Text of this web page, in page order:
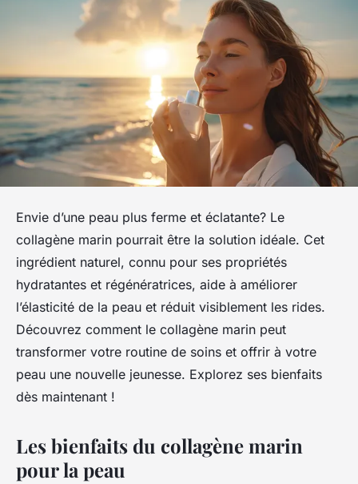
Envie d’une peau plus ferme et éclatante? Le
collagène marin pourrait être la solution idéale. Cet
ingrédient naturel, connu pour ses propriétés
hydratantes et régénératrices, aide à améliorer
l’élasticité de la peau et réduit visiblement les rides.
Découvrez comment le collagène marin peut
transformer votre routine de soins et offrir à votre
peau une nouvelle jeunesse. Explorez ses bienfaits
dès maintenant !
Les bienfaits du collagène marin
pour la peau